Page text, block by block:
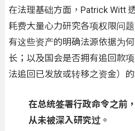
在法理基础方面，Patrick Witt
耗费大量心力研究各项权限问
有这些资产的明确法源依据为
长；以及国会是否拥有追回款
法追回已发放或转移之资金）
在总统签署行政命令之前
从未被深入研究过。